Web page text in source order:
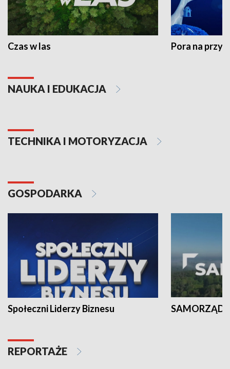
Czas w las Pora na
NAUKA I EDUKACJA
TECHNIKA I MOTORYZACJA
GOSPODARKA
Społeczni Liderzy Biznesu SAMORZĄD
REPORTAŻE